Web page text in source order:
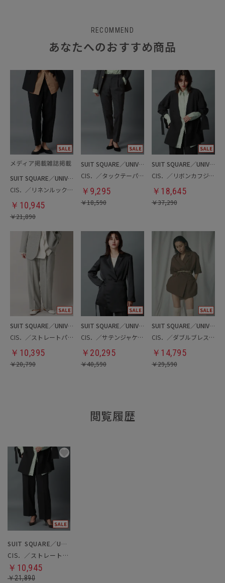
RECOMMEND
あなたへのおすすめ商品
SUIT SQUARE／UNIVERSAL LANGUAGE／WHITE
CIS．／リネンルックタックパンツ
￥ 10,945
￥21,890
SUIT SQUARE／UNIVERSAL LANGUAGE／WHITE
CIS．／タックテーパードパンツ
￥ 9,295
￥18,590
SUIT SQUARE／UNIVERSAL LANGUAGE／WHITE
CIS．／リボンカフジャケット
￥ 18,645
￥37,290
SUIT SQUARE／UNIVERSAL LANGUAGE／WHITE
CIS．／ストレートパンツ
￥ 10,395
￥20,790
SUIT SQUARE／UNIVERSAL LANGUAGE／WHITE
CIS．／サテンジャケット＆ラップ風コルセット
￥ 20,295
￥40,590
SUIT SQUARE／UNIVERSAL LANGUAGE／WHITE
CIS．／ダブルブレストジャケット
￥ 14,795
￥29,590
閲覧履歴
SUIT SQUARE／UNIVERSAL LANGUAGE／WHITE
CIS．／ストレートパンツ
￥10,945
￥21,890